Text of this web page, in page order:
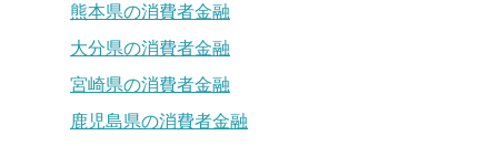
熊本県の消費者金融
大分県の消費者金融
宮崎県の消費者金融
鹿児島県の消費者金融